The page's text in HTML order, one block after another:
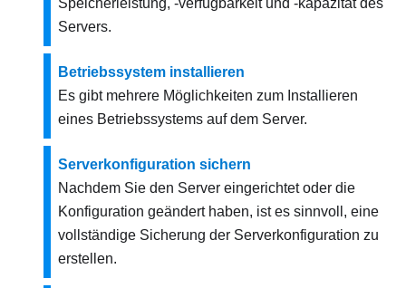
Speicherleistung, -verfügbarkeit und -kapazität des
Servers.
Betriebssystem installieren
Es gibt mehrere Möglichkeiten zum Installieren
eines Betriebssystems auf dem Server.
Serverkonfiguration sichern
Nachdem Sie den Server eingerichtet oder die
Konfiguration geändert haben, ist es sinnvoll, eine
vollständige Sicherung der Serverkonfiguration zu
erstellen.